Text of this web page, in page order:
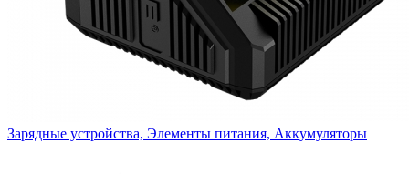
Зарядные устройства, Элементы питания, Аккумуляторы